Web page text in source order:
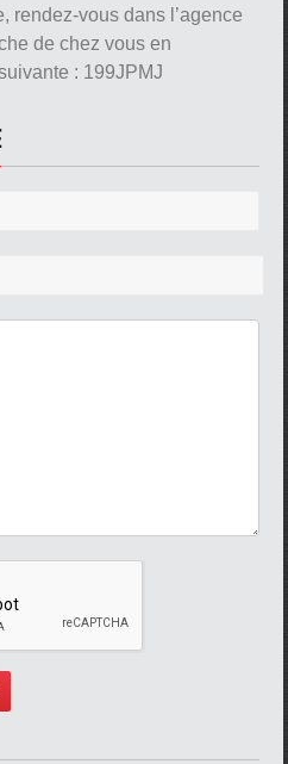
rendez-vous dans l’agence
de chez vous en
: 199JPMJ